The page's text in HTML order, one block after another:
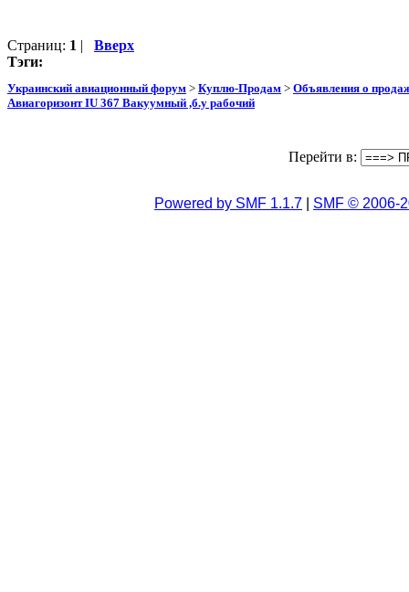
Страниц: 1 | Вверх
Тэги:
Украинский авиационный форум > Куплю-Продам > Объявления о
Авиагоризонт IU 367 Вакуумный ,б.у рабочий
Перейти в:
Powered by SMF 1.1.7 SMF © 2006-